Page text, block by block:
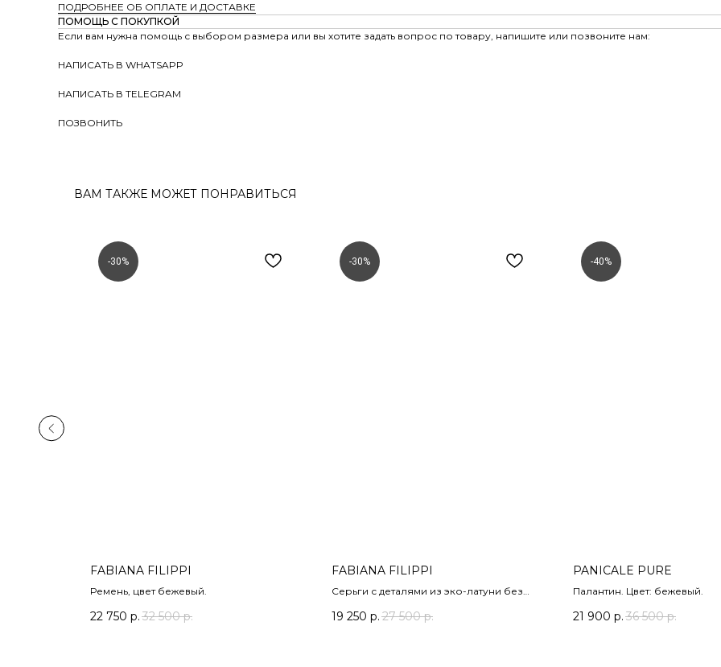
ПОДРОБНЕЕ ОБ ОПЛАТЕ И ДОСТАВКЕ
ПОМОЩЬ С ПОКУПКОЙ
Если вам нужна помощь с выбором размера или вы хотите задать вопрос по товару, напишите или позвоните нам:
НАПИСАТЬ В WHATSAPP
НАПИСАТЬ В TELEGRAM
ПОЗВОНИТЬ
ВАМ ТАКЖЕ МОЖЕТ ПОНРАВИТЬСЯ
-30%
FABIANA FILIPPI
Ремень, цвет бежевый.
22 750 р. 32 500 р.
-30%
FABIANA FILIPPI
Серьги с деталями из эко-латуни без
19 250 р. 27 500 р.
-40%
PANICALE PURE
Палантин. Цвет: бежевый.
21 900 р. 36 500 р.